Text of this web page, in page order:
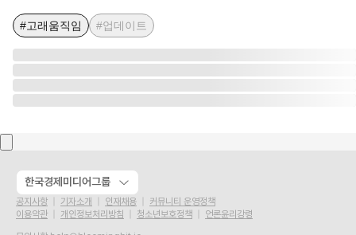
#고래움직임 #업데이트
한국경제미디어그룹
공지사항 기자소개 인재채용
커뮤니티 운영정책
이용약관
개인정보처리방침 청소년보호정책
언론윤리강령